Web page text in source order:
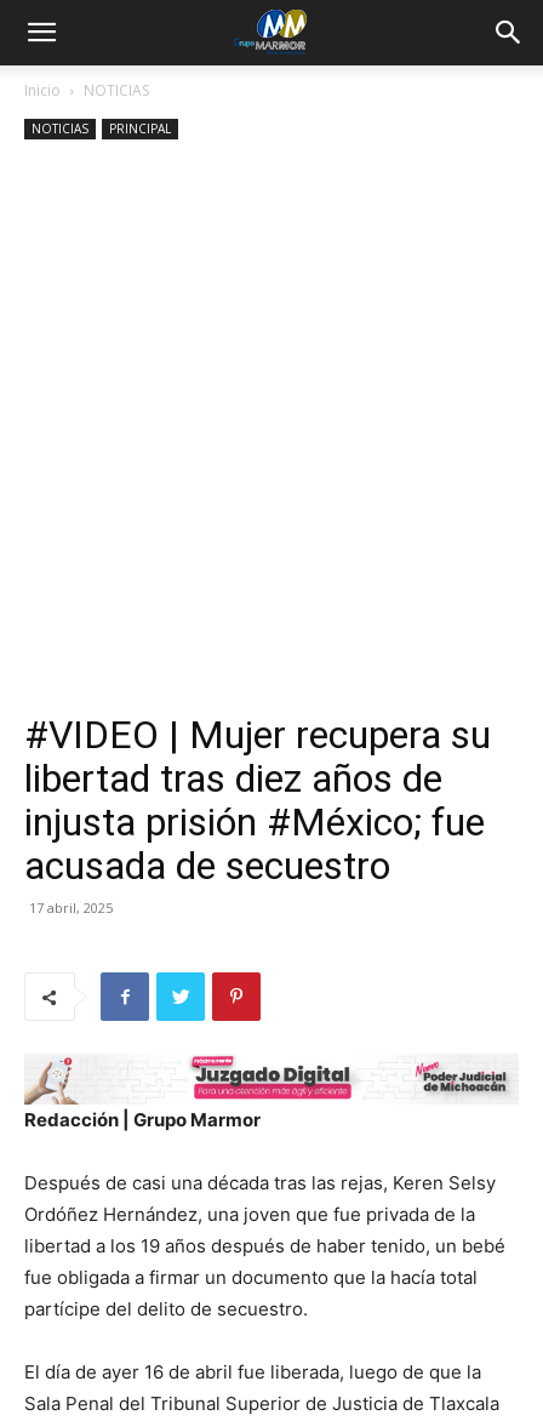
Inicio NOTICIAS
NOTICIAS PRINCIPAL
#VIDEO | Mujer recupera su
libertad tras diez años de
injusta prisión #México; fue
acusada de secuestro
17 abril, 2025
Redacción | Grupo Marmor
Después de casi una década tras las rejas, Keren Selsy
Ordóñez Hernández, una joven que fue privada de la
libertad a los 19 años después de haber tenido, un bebé
fue obligada a firmar un documento que la hacía total
partícipe del delito de secuestro.
El día de ayer 16 de abril fue liberada, luego de que la
Sala Penal del Tribunal Superior de Justicia de Tlaxcala